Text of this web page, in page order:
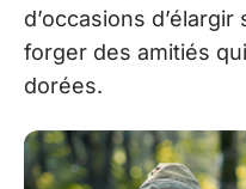
d’occasions
forger des amitiés
dorées.